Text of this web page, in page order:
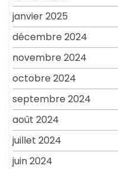
janvier 2025
décembre 2024
novembre 2024
octobre 2024
septembre 2024
août 2024
juillet 2024
juin 2024